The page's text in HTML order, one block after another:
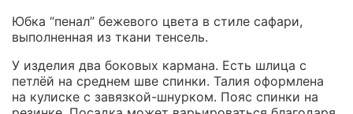
Юбка “пенал” бежевого цвета в стиле сафари,
выполненная из ткани тенсель.
У изделия два боковых кармана. Есть шлица с
петлёй на среднем шве спинки. Талия оформлена
на кулиске с завязкой-шнурком. Пояс спинки на